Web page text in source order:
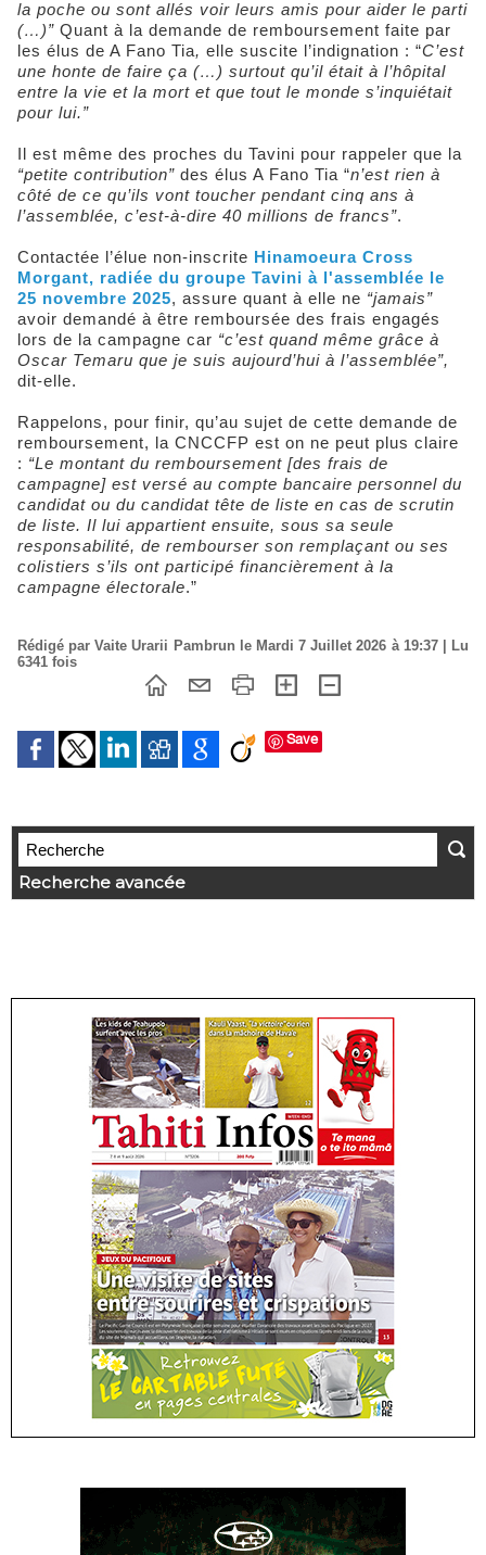
la poche ou sont allés voir leurs amis pour aider le parti
(…)” Quant à la demande de remboursement faite par
les élus de A Fano Tia, elle suscite l’indignation : “C’est
une honte de faire ça (…) surtout qu’il était à l’hôpital
entre la vie et la mort et que tout le monde s’inquiétait
pour lui.”
Il est même des proches du Tavini pour rappeler que la
“petite contribution” des élus A Fano Tia “n’est rien à
côté de ce qu’ils vont toucher pendant cinq ans à
l’assemblée, c’est-à-dire 40 millions de francs”.
Contactée l’élue non-inscrite Hinamoeura Cross
Morgant, radiée du groupe Tavini à l'assemblée le
25 novembre 2025, assure quant à elle ne “jamais”
avoir demandé à être remboursée des frais engagés
lors de la campagne car “c’est quand même grâce à
Oscar Temaru que je suis aujourd’hui à l’assemblée”,
dit-elle.
Rappelons, pour finir, qu’au sujet de cette demande de
remboursement, la CNCCFP est on ne peut plus claire
: “Le montant du remboursement [des frais de
campagne] est versé au compte bancaire personnel du
candidat ou du candidat tête de liste en cas de scrutin
de liste. Il lui appartient ensuite, sous sa seule
responsabilité, de rembourser son remplaçant ou ses
colistiers s’ils ont participé financièrement à la
campagne électorale.”
Rédigé par Vaite Urarii Pambrun le Mardi 7 Juillet 2026 à 19:37 | Lu
6341 fois
Save
Recherche avancée